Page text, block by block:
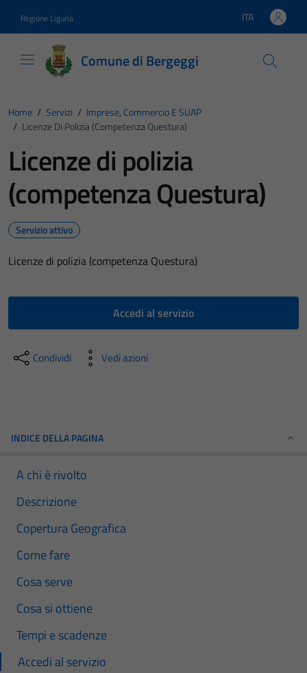
Regione Liguria Lingua attiva:
ITA
Comune di Bergeggi
Home / Servizi / Imprese, Commercio E SUAP
/ Licenze Di Polizia (competenza Questura)
Licenze di polizia
(competenza Questura)
Servizio attivo
Licenze di polizia (competenza Questura)
Accedi al servizio
Condividi Vedi azioni
INDICE DELLA PAGINA
A chi è rivolto
Descrizione
Copertura Geografica
Come fare
Cosa serve
Cosa si ottiene
Tempi e scadenze
Accedi al servizio